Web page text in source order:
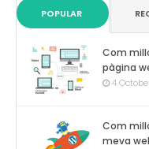
POPULAR
Com
pàgina
4
Com
meva